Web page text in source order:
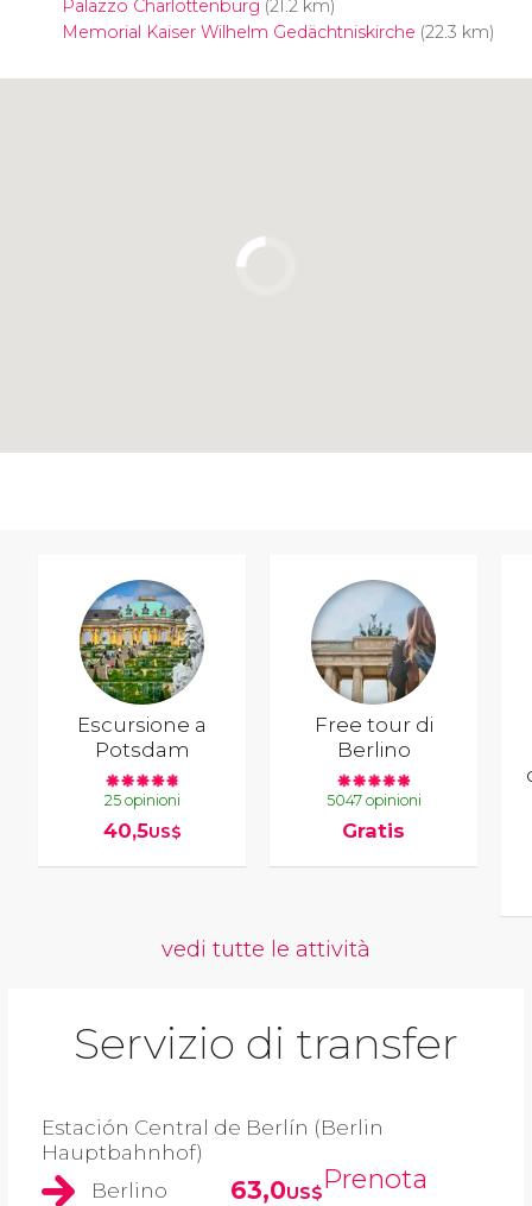
Palazzo Charlottenburg (21.2 km)
Memorial Kaiser Wilhelm Gedächtniskirche (22.3 km)
Escursione a
Potsdam
25 opinioni
40,5US$
Free tour di
Berlino
5047 opinioni
Gratis
vedi tutte le attività
Servizio di transfer
Estación Central de Berlín (Berlin
Hauptbahnhof)
Berlino
63,0US$Prenota